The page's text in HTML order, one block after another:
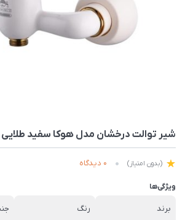
شیر توالت درخشان مدل هوکا سفید طلایی
(بدون امتیاز) 0 دیدگاه
ویژگی‌ها
برند
رنگ